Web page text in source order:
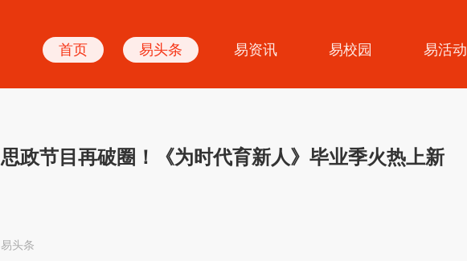
首页 易头条 易资讯 易校园 易活动
思政节目再破圈！《为时代育新人》毕业季火热上新
易头条